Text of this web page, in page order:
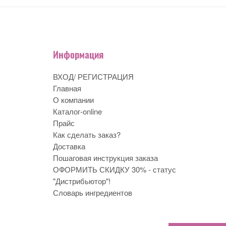
Информация
ВХОД/ РЕГИСТРАЦИЯ
Главная
О компании
Каталог-online
Прайс
Как сделать заказ?
Доставка
Пошаговая инструкция заказа
ОФОРМИТЬ СКИДКУ 30% - статус
"Дистрибьютор"!
Словарь ингредиентов